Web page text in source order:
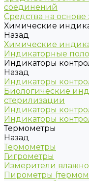
соединений
Средства на
Химические
Назад
Химические
Индикаторные
Индикаторы
Назад
Индикаторы
Биологические
стерилизации
Индикаторы
Индикаторы
Термометры
Назад
Термометры
Гигрометры
Измерители
Пирометры